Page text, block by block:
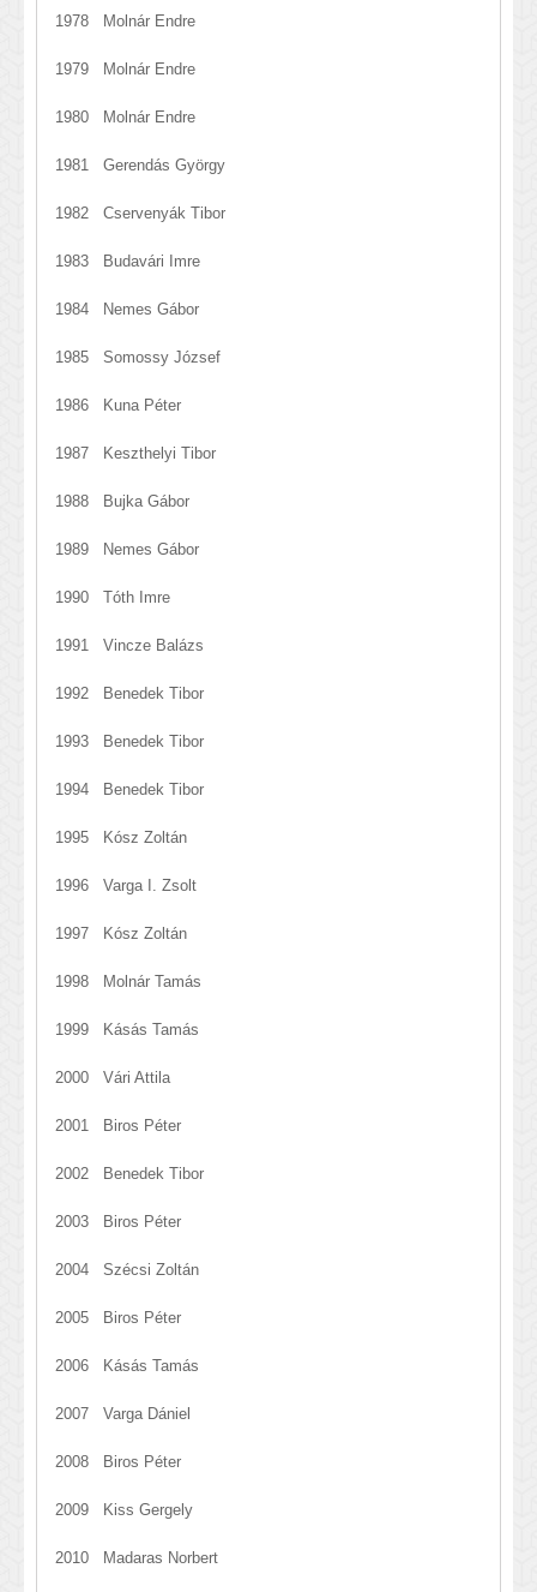
1978 Molnár Endre
1979 Molnár Endre
1980 Molnár Endre
1981 Gerendás György
1982 Cservenyák Tibor
1983 Budavári Imre
1984 Nemes Gábor
1985 Somossy József
1986 Kuna Péter
1987 Keszthelyi Tibor
1988 Bujka Gábor
1989 Nemes Gábor
1990 Tóth Imre
1991 Vincze Balázs
1992 Benedek Tibor
1993 Benedek Tibor
1994 Benedek Tibor
1995 Kósz Zoltán
1996 Varga I. Zsolt
1997 Kósz Zoltán
1998 Molnár Tamás
1999 Kásás Tamás
2000 Vári Attila
2001 Biros Péter
2002 Benedek Tibor
2003 Biros Péter
2004 Szécsi Zoltán
2005 Biros Péter
2006 Kásás Tamás
2007 Varga Dániel
2008 Biros Péter
2009 Kiss Gergely
2010 Madaras Norbert